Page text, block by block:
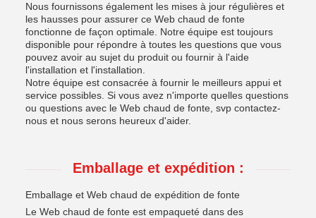
Nous fournissons également les mises à jour régulières et
les hausses pour assurer ce Web chaud de fonte
fonctionne de façon optimale. Notre équipe est toujours
disponible pour répondre à toutes les questions que vous
pouvez avoir au sujet du produit ou fournir à l'aide
l'installation et l'installation.
Notre équipe est consacrée à fournir le meilleurs appui et
service possibles. Si vous avez n'importe quelles questions
ou questions avec le Web chaud de fonte, svp contactez-
nous et nous serons heureux d'aider.
Emballage et expédition :
Emballage et Web chaud de expédition de fonte
Le Web chaud de fonte est empaqueté dans des